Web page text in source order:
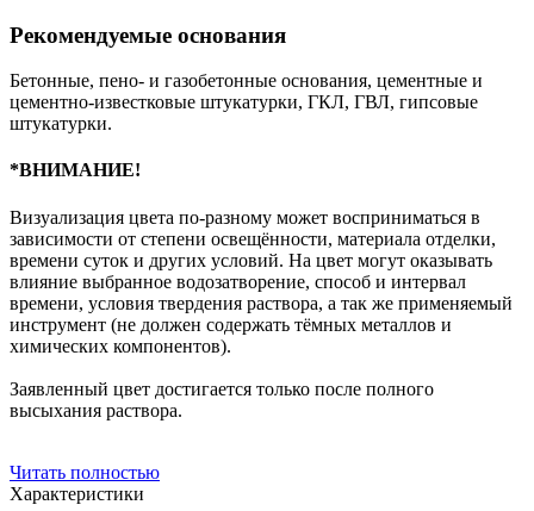
Рекомендуемые основания
Бетонные, пено- и газобетонные основания, цементные и
цементно-известковые штукатурки, ГКЛ, ГВЛ, гипсовые
штукатурки.
*ВНИМАНИЕ!
Визуализация цвета по-разному может восприниматься в
зависимости от степени освещённости, материала отделки,
времени суток и других условий. На цвет могут оказывать
влияние выбранное водозатворение, способ и интервал
времени, условия твердения раствора, а так же применяемый
инструмент (не должен содержать тёмных металлов и
химических компонентов).
Заявленный цвет достигается только после полного
высыхания раствора.
Читать полностью
Характеристики